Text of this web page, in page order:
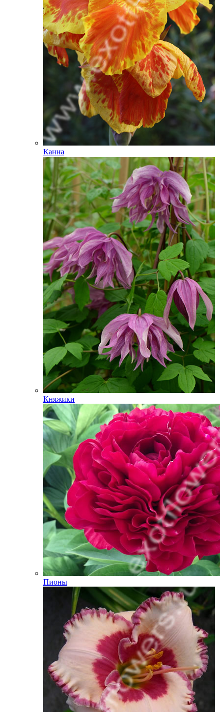
Канна
Княжики
Пионы